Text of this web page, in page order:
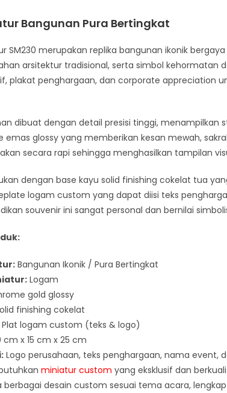
Bangunan Pura Bertingkat
SM230 merupakan replika bangunan ikonik
arsitektur tradisional, serta simbol kehormatan
plakat penghargaan, dan corporate appreciation
dibuat dengan detail presisi tinggi, menampilkan
emas glossy yang memberikan kesan mewah,
secara rapi sehingga menghasilkan tampilan
dengan base kayu solid finishing cokelat tua
logam custom yang dapat diisi teks
souvenir ini sangat personal dan bernilai
Bangunan Ikonik / Pura Bertingkat
Logam
gold glossy
finishing cokelat
Plat logam custom (teks & logo)
cm x 15 cm x 25 cm
Logo perusahaan, teks penghargaan, nama event,
miniatur custom yang eksklusif dan
berbagai desain custom sesuai tema acara,